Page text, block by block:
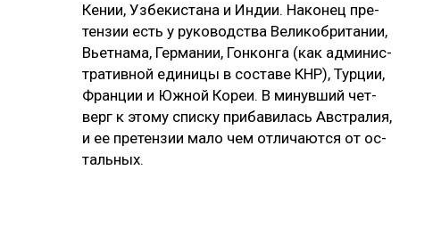
Ке­нии, Уз­бе­кис­та­на и Ин­дии. На­ко­нец пре­
тен­зии есть у ру­ко­водс­тва Ве­ли­коб­ри­та­нии,
Вь­ет­на­ма, Гер­ма­нии, Гон­кон­га (как ад­ми­нис­
тра­тив­ной еди­ни­цы в сос­та­ве КНР), Тур­ции,
Фран­ции и Юж­ной Ко­реи. В ми­нув­ший чет­
верг к это­му спис­ку при­ба­ви­лась Авс­тра­лия,
и ее пре­тен­зии ма­ло чем от­ли­чают­ся от ос­
таль­ных.